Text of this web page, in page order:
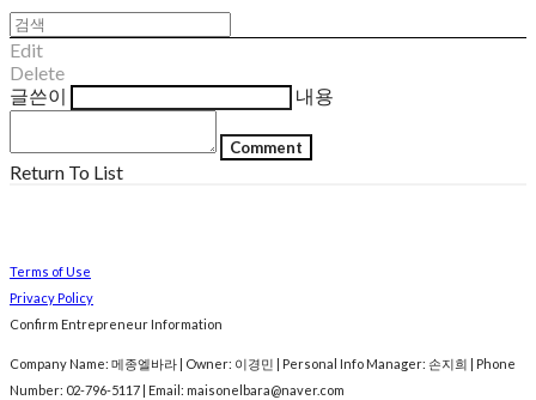
Edit
Delete
글쓴이
내용
Comment
Return To List
Terms of Use
Privacy Policy
Confirm Entrepreneur Information
Company Name: 메종엘바라 | Owner: 이경민 | Personal Info Manager: 손지희 | Phone
Number: 02-796-5117 | Email: maisonelbara@naver.com